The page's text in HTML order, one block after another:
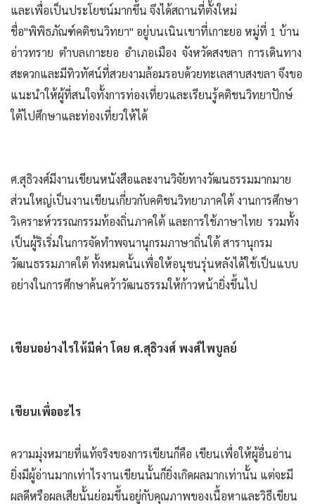
และเพื่อเป็นประโยชน์มากขึ้น จึงได้สถานที่ตั้งใหม่
ชื่อ"พิพิธภัณฑ์คติชนวิทยา" อยู่บนเนินเขาที่เกาะยอ หมู่ที่ 1 บ้าน
อ่าวทราย ตำบลเกาะยอ อำเภอเมือง จังหวัดสงขลา การเดินทาง
สะดวกและมีทิวทัศน์ที่สวยงามล้อมรอบด้วยทะเลสาบสงขลา จึงขอ
แนะนำให้ผู้ที่สนใจทั้งการท่องเที่ยวและเรียนรู้คติชนวิทยาปักษ์
ใต้ไปศึกษาและท่องเที่ยวให้ได้
ศ.สุธิวงศ์มีงานเขียนหนังสือและงานวิจัยทางวัฒนธรรมมากมาย
ส่วนใหญ่เป็นงานเขียนเกี่ยวกับคติชนวิทยาภาคใต้ งานการศึกษา
วิเคราะห์วรรณกรรมท้องถิ่นภาคใต้ และการใช้ภาษาไทย รวมทั้ง
เป็นผู้ริเริ่มในการจัดทำพจนานุกรมภาษาถิ่นใต้ สารานุกรม
วัฒนธรรมภาคใต้ ทั้งหมดนั้นเพื่อให้อนุชนรุ่นหลังได้ใช้เป็นแบบ
อย่างในการศึกษาค้นคว้าวัฒนธรรมให้ก้าวหน้ายิ่งขึ้นไป
เขียนอย่างไรให้มีค่า โดย ศ.สุธิวงศ์ พงศ์ไพบูลย์
เขียนเพื่ออะไร
ความมุ่งหมายที่แท้จริงของการเขียนก็คือ เขียนเพื่อให้ผู้อื่นอ่าน
ยิ่งมีผู้อ่านมากเท่าไรงานเขียนนั้นก็ยิ่งเกิดผลมากเท่านั้น แต่จะมี
ผลดีหรือผลเสียนั้นย่อมขึ้นอยู่กับคุณภาพของเนื้อหาและวิธีเขียน